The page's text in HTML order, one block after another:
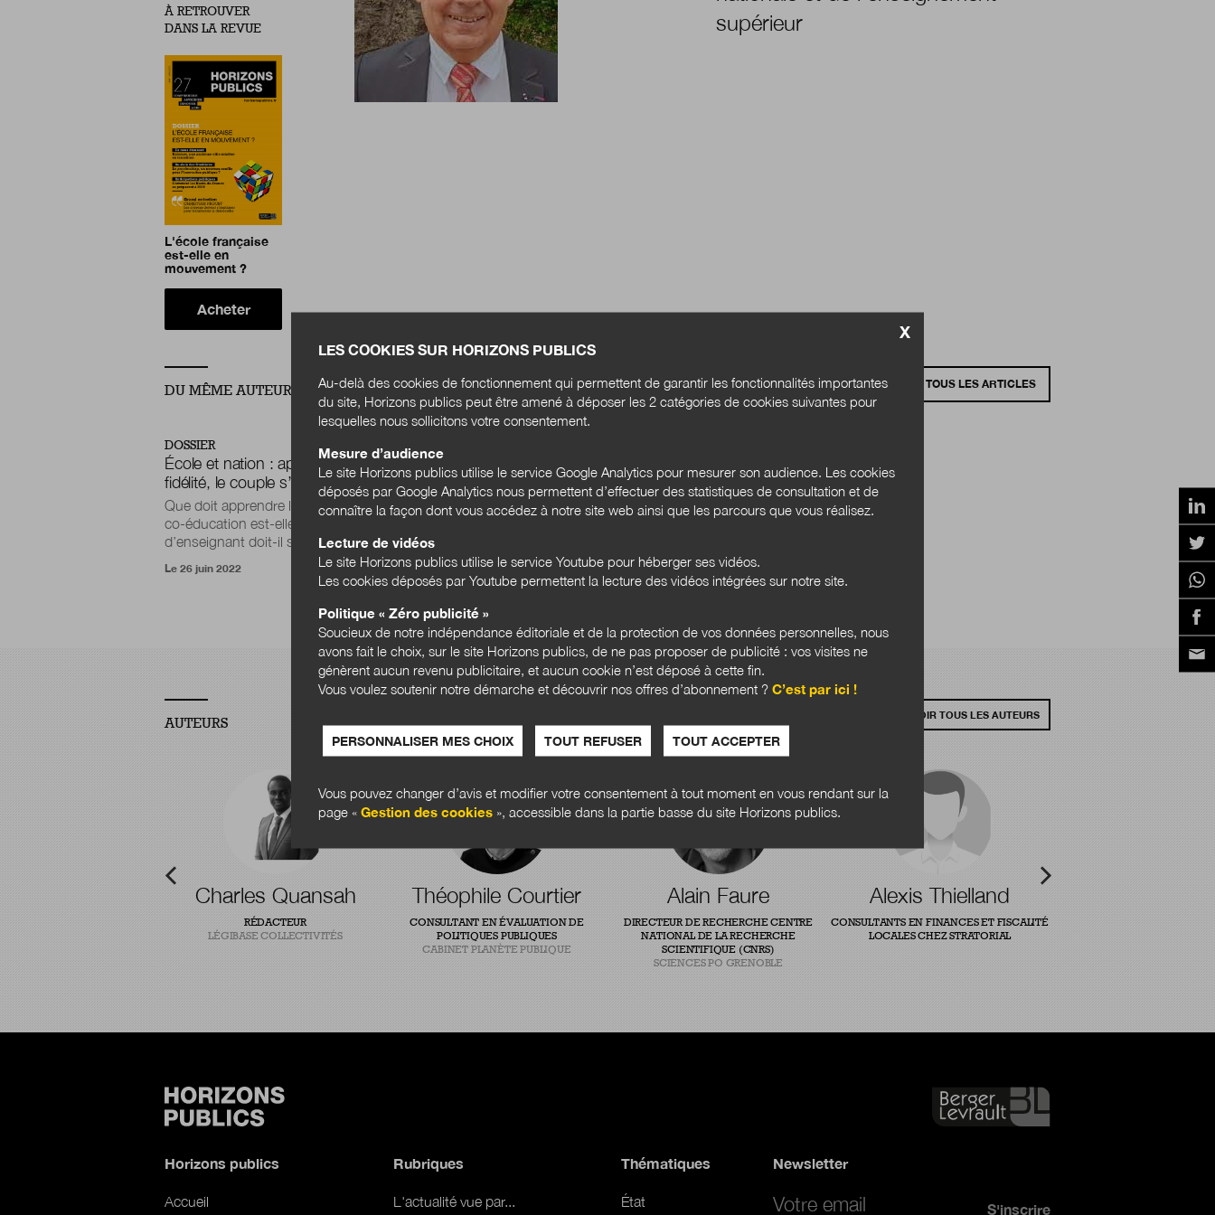
supérieur
À RETROUVER
DANS LA REVUE
L'école française
est-elle en
mouvement ?
Acheter
DU MÊME AUTEUR
DOSSIER
École et nation : après des siècles de
fidélité, le couple s’interroge
Que doit apprendre l’École aux élèves ? La
co-éducation est-elle un mythe ? Le métier
d’enseignant doit-il se transformer ?
Le 26 juin 2022
VOIR TOUS LES ARTICLES
AUTEURS VOIR TOUS LES AUTEURS
Charles Quansah
RÉDACTEUR
LÉGIBASE COLLECTIVITÉS
Théophile Courtier
CONSULTANT EN ÉVALUATION DE
POLITIQUES PUBLIQUES
CABINET PLANÈTE PUBLIQUE
Alain Faure
DIRECTEUR DE RECHERCHE CENTRE
NATIONAL DE LA RECHERCHE
SCIENTIFIQUE (CNRS)
SCIENCES PO GRENOBLE
Alexis Thielland
CONSULTANTS EN FINANCES ET FISCALITÉ
LOCALES CHEZ STRATORIAL
Horizons publics
Accueil
Rubriques
L'actualité vue par...
Thématiques
État
Newsletter
Email *
X
LES COOKIES SUR HORIZONS PUBLICS
Au-delà des cookies de fonctionnement qui permettent de garantir les fonctionnalités importantes
du site, Horizons publics peut être amené à déposer les 2 catégories de cookies suivantes pour
lesquelles nous sollicitons votre consentement.
Mesure d’audience
Le site Horizons publics utilise le service Google Analytics pour mesurer son audience. Les cookies
déposés par Google Analytics nous permettent d’effectuer des statistiques de consultation et de
connaître la façon dont vous accédez à notre site web ainsi que les parcours que vous réalisez.
Lecture de vidéos
Le site Horizons publics utilise le service Youtube pour héberger ses vidéos.
Les cookies déposés par Youtube permettent la lecture des vidéos intégrées sur notre site.
Politique « Zéro publicité »
Soucieux de notre indépendance éditoriale et de la protection de vos données personnelles, nous
avons fait le choix, sur le site Horizons publics, de ne pas proposer de publicité : vos visites ne
génèrent aucun revenu publicitaire, et aucun cookie n’est déposé à cette fin.
Vous voulez soutenir notre démarche et découvrir nos offres d’abonnement ? C’est par ici !
PERSONNALISER MES CHOIX TOUT REFUSER TOUT ACCEPTER
Vous pouvez changer d’avis et modifier votre consentement à tout moment en vous rendant sur la
page « Gestion des cookies », accessible dans la partie basse du site Horizons publics.